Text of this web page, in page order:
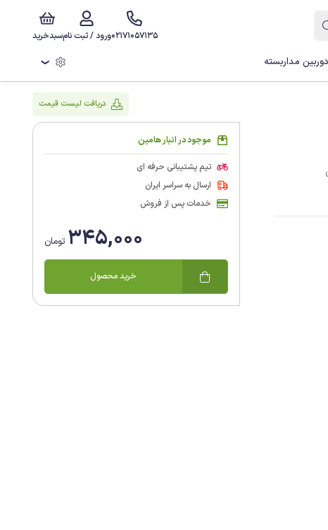
سبدخریدورود / ثبت نام02171057135
مداربسته ❯
دریافت لیست قیمت
موجود در انبار هامین
تیم پشتیبانی حرفه ای
ارسال به سراسر ایران
خدمات پس از فروش
345,000 تومان
خرید محصول